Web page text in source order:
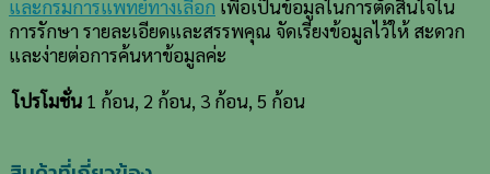
และกรมการแพทย์ทางเลือก เพื่อเป็นข้อมูลในการตัดสินใจใน
การรักษา รายละเอียดและสรรพคุณ จัดเรียงข้อมูลไว้ให้ สะดวก
และง่ายต่อการค้นหาข้อมูลค่ะ
โปรโมชั่น 1 ก้อน, 2 ก้อน, 3 ก้อน, 5 ก้อน